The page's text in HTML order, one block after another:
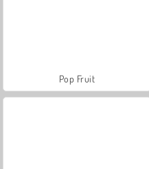
Pop Fruit